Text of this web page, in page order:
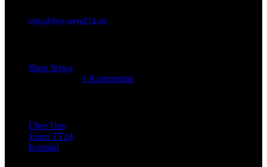
info@tier-trend24.de
Shop News
1 Kommentar
Über Uns
Team TT24
Kontakt